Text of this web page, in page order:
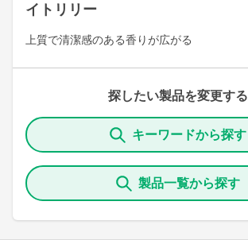
イトリリー
上質で清潔感のある香りが広がる
探したい製品を変更する
キーワードから探す
製品一覧から探す